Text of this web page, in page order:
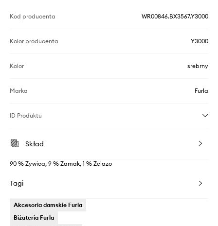
Kod producenta WR00846.BX3567.Y3000
Kolor producenta Y3000
Kolor srebrny
Marka Furla
ID Produktu
Skład
90 % Żywica, 9 % Zamak, 1 % Żelazo
Tagi
Akcesoria damskie Furla
Biżuteria Furla